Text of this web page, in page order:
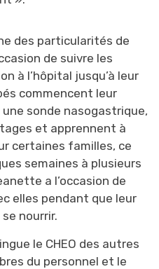
des particularités de
de suivre les
à l’hôpital jusqu’à leur
commencent leur
une sonde nasogastrique,
et apprennent à
certaines familles, ce
semaines à plusieurs
a l’occasion de
elles pendant que leur
nourrir.
le CHEO des autres
du personnel et le